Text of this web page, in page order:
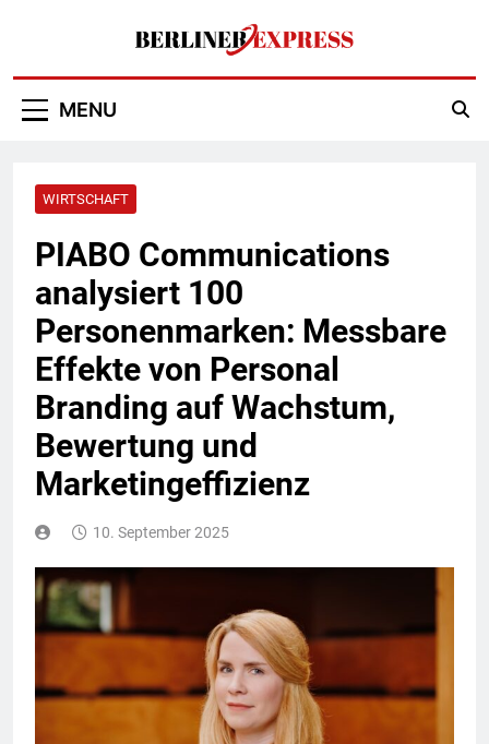
Berliner Express
MENU
WIRTSCHAFT
PIABO Communications
analysiert 100
Personenmarken: Messbare
Effekte von Personal
Branding auf Wachstum,
Bewertung und
Marketingeffizienz
10. September 2025